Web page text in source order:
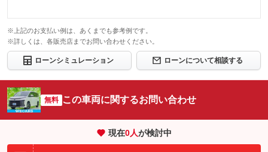
※上記のお支払い例は、あくまでも参考例です。
※詳しくは、各販売店までお問い合わせください。
ローンシミュレーション ローンについて相談する
無料 この車両に関するお問い合わせ
現在0人が検討中